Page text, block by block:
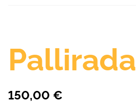
Pallirada
150,00 €